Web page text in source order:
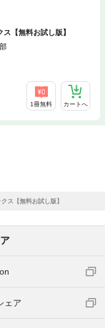
【無料お試し版】
1冊無料 カートへ
ス【無料お試し版】
ェア